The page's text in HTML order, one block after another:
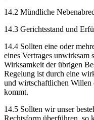
14.2 Mündliche
14.3 Gerichtsstand und
14.4 Sollten eine oder
eines Vertrages unwirksam
Wirksamkeit der übrigen
Regelung ist durch eine
und wirtschaftlichen Willen
kommt.
14.5 Sollten wir unser